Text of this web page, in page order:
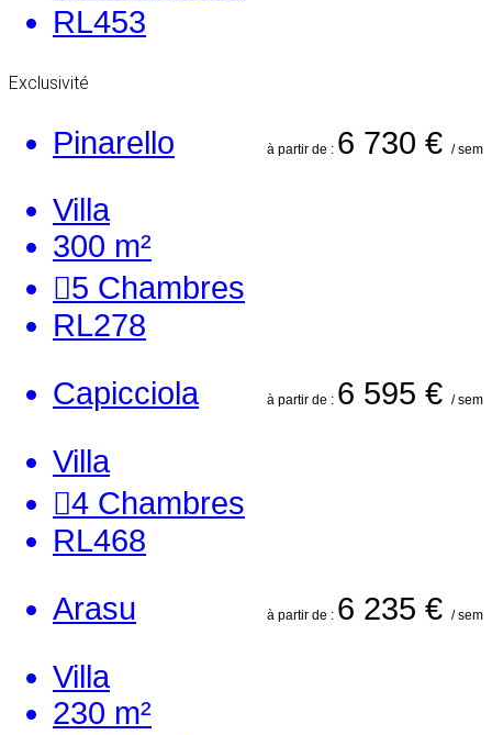
RL453
Exclusivité
à partir de : 6 730 € / sem
Pinarello
Villa
300 m²
5 Chambres
RL278
à partir de : 6 595 € / sem
Capicciola
Villa
4 Chambres
RL468
à partir de : 6 235 € / sem
Arasu
Villa
230 m²